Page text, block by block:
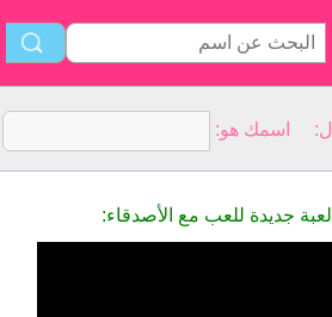
لعبة جديدة للعب مع الأصدقاء: